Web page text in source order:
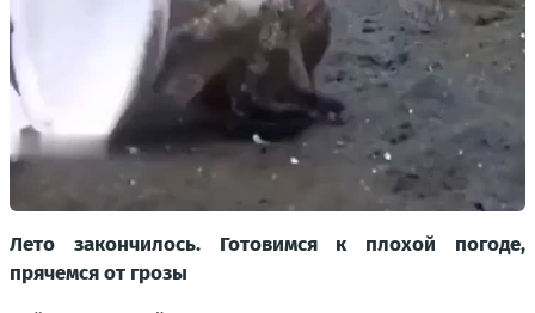
Лето закончилось. Готовимся к плохой погоде,
прячемся от грозы